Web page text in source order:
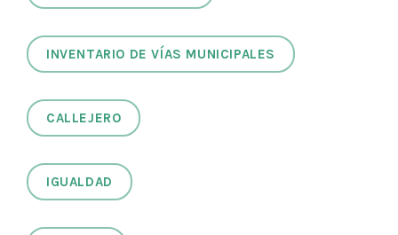
INVENTARIO DE VÍAS MUNICIPALES
CALLEJERO
IGUALDAD